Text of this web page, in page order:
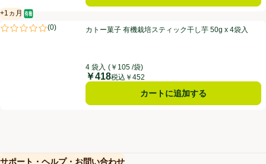
カトー菓子 有機栽培スティック干し芋 50g x 4袋入
+1ヵ月
賞味・消費期限保証：1ヵ月
オーガニック/有機
(0)
評価は0件のレビューで5点中0.0点。カトー菓子 有機栽培スティック干し芋 50g x 4袋入
4 袋入 (￥105 /袋)
価格
￥418税込￥452
カートに追加する
サポート・ヘルプ・お問い合わせ